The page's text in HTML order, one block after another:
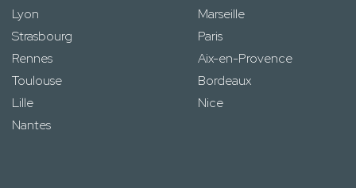
Lyon
Marseille
Strasbourg
Paris
Rennes
Aix-en-Provence
Toulouse
Bordeaux
Lille
Nice
Nantes